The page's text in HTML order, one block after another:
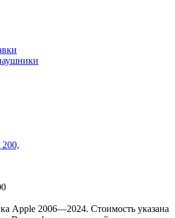
Apple 2006—2024. Стоимость указана